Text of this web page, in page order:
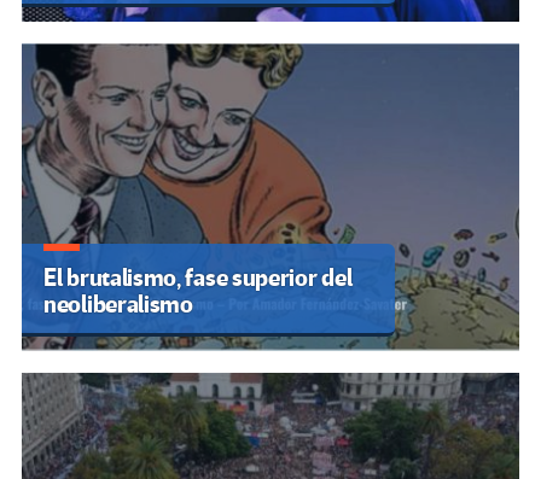
El brutalismo, fase superior del
neoliberalismo